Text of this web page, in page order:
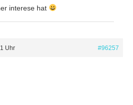
interese hat
Uhr #96257